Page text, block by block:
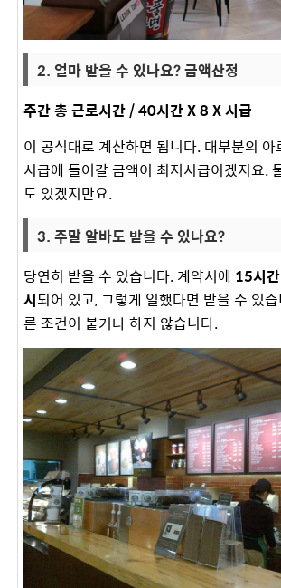
2. 얼마 받을 수 있나요? 금액산정
주간 총 근로시간 / 40시간 X 8 X 시급
이 공식대로 계산하면 됩니다. 대부분의 아
시급에 들어갈 금액이 최저시급이겠지요.
도 있겠지만요.
3. 주말 알바도 받을 수 있나요?
당연히 받을 수 있습니다. 계약서에 15시
시되어 있고, 그렇게 일했다면 받을 수 있
른 조건이 붙거나 하지 않습니다.